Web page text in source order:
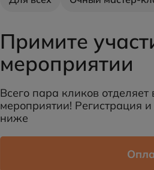
Примите
мероприятии
Всего пара кликов
мероприятии! Регистрация
ниже